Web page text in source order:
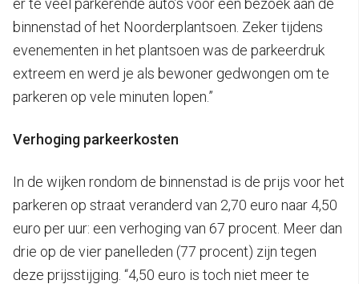
er te veel parkerende auto’s voor een bezoek aan de
binnenstad of het Noorderplantsoen. Zeker tijdens
evenementen in het plantsoen was de parkeerdruk
extreem en werd je als bewoner gedwongen om te
parkeren op vele minuten lopen.”
Verhoging parkeerkosten
In de wijken rondom de binnenstad is de prijs voor het
parkeren op straat veranderd van 2,70 euro naar 4,50
euro per uur: een verhoging van 67 procent. Meer dan
drie op de vier panelleden (77 procent) zijn tegen
deze prijsstijging. “4,50 euro is toch niet meer te